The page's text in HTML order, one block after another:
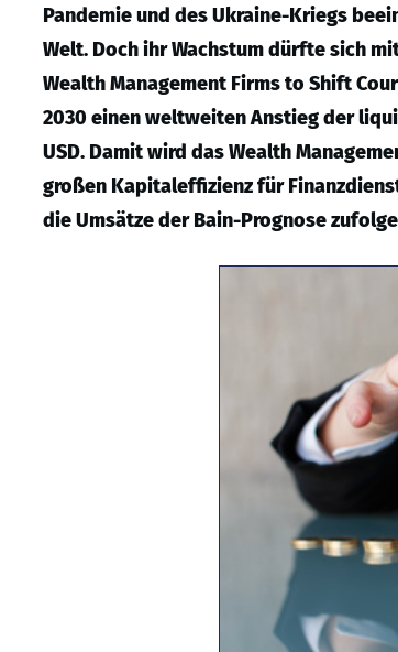
Pandemie und des Ukraine-Kriegs
Welt. Doch ihr Wachstum dürfte sich
Wealth Management Firms to Shift
2030 einen weltweiten Anstieg der
USD. Damit wird das Wealth
großen Kapitaleffizienz für
die Umsätze der Bain-Prognose